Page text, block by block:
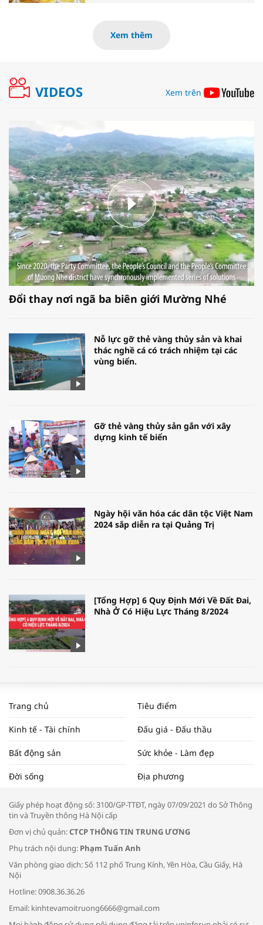
Xem thêm
VIDEOS Xem trên
Đổi thay nơi ngã ba biên giới Mường Nhé
Nỗ lực gỡ thẻ vàng thủy sản và khai
thác nghề cá có trách nhiệm tại các
vùng biển.
Gỡ thẻ vàng thủy sản gắn với xây
dựng kinh tế biển
Ngày hội văn hóa các dân tộc Việt Nam
2024 sắp diễn ra tại Quảng Trị
[Tổng Hợp] 6 Quy Định Mới Về Đất Đai,
Nhà Ở Có Hiệu Lực Tháng 8/2024
NAM NĂM 2024 VÀ NĂM 2025 | NHỊP
ĐẬP THỊ TRƯỜNG #62
Tọa đàm “Xúc tiến thương mại: Khơi
Bác sĩ tư vấn cách phòng tránh bệnh
đường hô hấp trong thời tiết giao mùa
Trang chủ Tiêu điểm
Kinh tế - Tài chính Đấu giá - Đấu thầu
Bất động sản Sức khỏe - Làm đẹp
Đời sống Địa phương
Giấy phép hoạt động số: 3100/GP-TTĐT, ngày 07/09/2021 do Sở Thông
tin và Truyền thông Hà Nội cấp
Đơn vị chủ quản:CTCP THÔNG TIN TRUNG ƯƠNG
Phụ trách nội dung: Phạm Tuấn Anh
Văn phòng giao dịch: Số 112 phố Trung Kính, Yên Hòa, Cầu Giấy, Hà
Nội
Hotline: 0908.36.36.26
Email: kinhtevamoitruong6666@gmail.com